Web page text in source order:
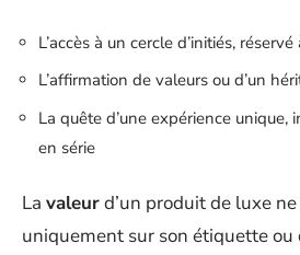
L’accès à un cercle d’initiés,
L’affirmation de valeurs ou d’un
La quête d’une expérience unique,
en série
La valeurd’un produit de luxe
uniquement sur son étiquette ou